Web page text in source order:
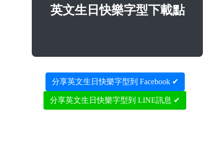
英文生日快樂字型下載點
分享英文生日快樂字型到 Facebook ✔
分享英文生日快樂字型到 LINE訊息 ✔